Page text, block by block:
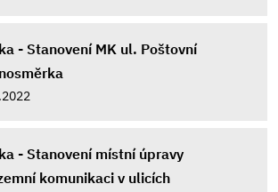
- Stanovení MK ul. Poštovní
- Stanovení místní úpravy
komunikaci v ulicích